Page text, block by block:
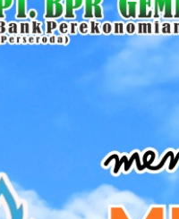
pendidikan peristiwa